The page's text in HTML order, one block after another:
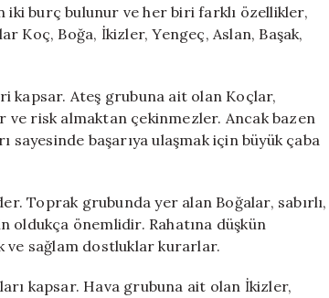
burç bulunur ve her biri farklı özellikler,
Koç, Boğa, İkizler, Yengeç, Aslan, Başak,
kapsar. Ateş grubuna ait olan Koçlar,
risk almaktan çekinmezler. Ancak bazen
sayesinde başarıya ulaşmak için büyük çaba
Toprak grubunda yer alan Boğalar, sabırlı,
oldukça önemlidir. Rahatına düşkün
ve sağlam dostluklar kurarlar.
kapsar. Hava grubuna ait olan İkizler,